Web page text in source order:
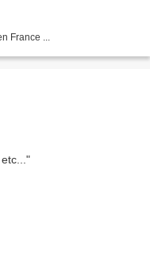
France ...